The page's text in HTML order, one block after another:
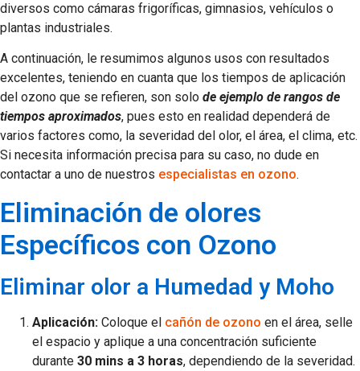
diversos como cámaras frigoríficas, gimnasios, vehículos o
plantas industriales.
A continuación, le resumimos algunos usos con resultados
excelentes, teniendo en cuanta que los tiempos de aplicación
del ozono que se refieren, son solo de ejemplo de rangos de
tiempos aproximados, pues esto en realidad dependerá de
varios factores como, la severidad del olor, el área, el clima, etc.
Si necesita información precisa para su caso, no dude en
contactar a uno de nuestros especialistas en ozono.
Eliminación de olores
Específicos con Ozono
Eliminar olor a Humedad y Moho
Aplicación: Coloque el cañón de ozono en el área, selle
el espacio y aplique a una concentración suficiente
durante 30 mins a 3 horas, dependiendo de la severidad.